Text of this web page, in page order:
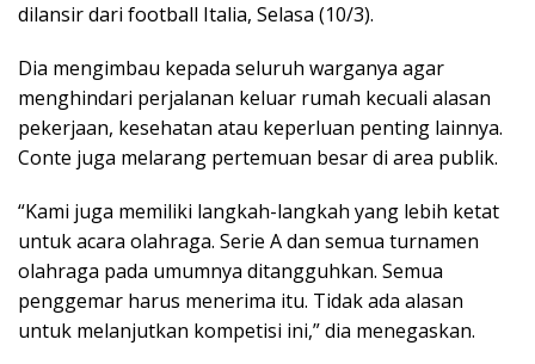
dilansir dari football Italia, Selasa (10/3).
Dia mengimbau kepada seluruh warganya agar
menghindari perjalanan keluar rumah kecuali alasan
pekerjaan, kesehatan atau keperluan penting lainnya.
Conte juga melarang pertemuan besar di area publik.
“Kami juga memiliki langkah-langkah yang lebih ketat
untuk acara olahraga. Serie A dan semua turnamen
olahraga pada umumnya ditangguhkan. Semua
penggemar harus menerima itu. Tidak ada alasan
untuk melanjutkan kompetisi ini,” dia menegaskan.